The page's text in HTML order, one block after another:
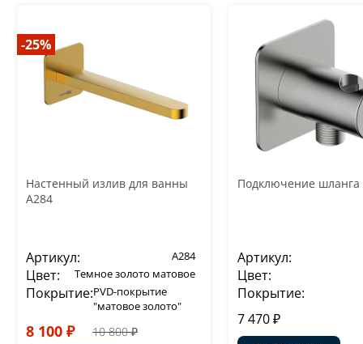
-25%
Настенный излив для ванны
A284
Артикул: A284
Цвет: Темное золото матовое
Покрытие:PVD-покрытие
"матовое золото"
8 100 ₽ 10 800 ₽
Подключение шланга
Артикул:
Цвет:
Покрытие:
7 470 ₽